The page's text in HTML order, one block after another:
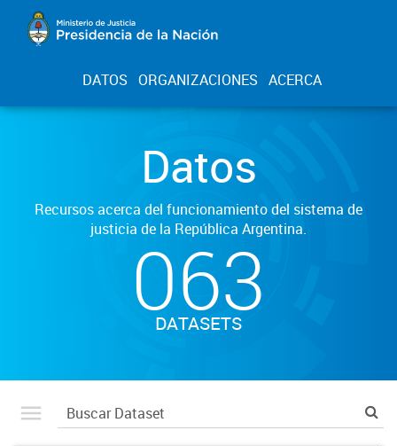
DATOS ORGANIZACIONES ACERCA
Datos
Recursos acerca del funcionamiento del sistema de
justicia de la República Argentina.
063
DATASETS